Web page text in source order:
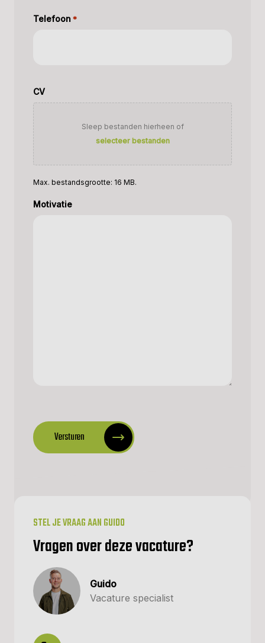
Telefoon *
CV
Sleep bestanden hierheen of
selecteer bestanden
Max. bestandsgrootte: 16 MB.
Motivatie
Versturen
STEL JE VRAAG AAN GUIDO
Vragen over deze vacature?
Guido
Vacature specialist